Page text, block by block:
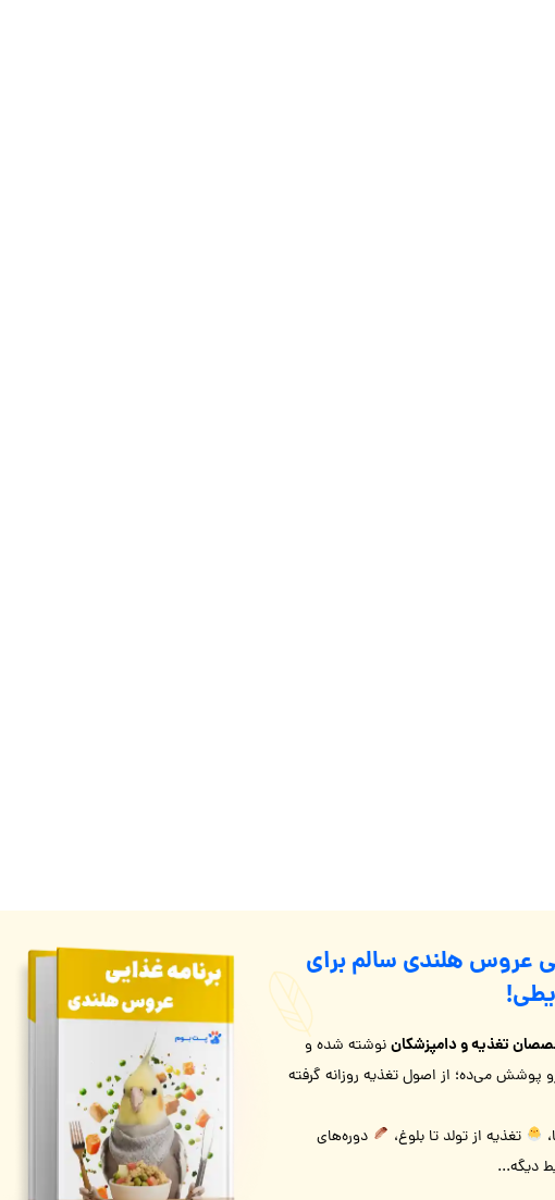
عروس هلندی سالم برای
تغذیه و دامپزشکاننوشته شده و
پوشش می‌ده؛ از اصول تغذیه روزانه گرفته
تغذیه از تولد تا بلوغ،
دوره‌های
دیگه...